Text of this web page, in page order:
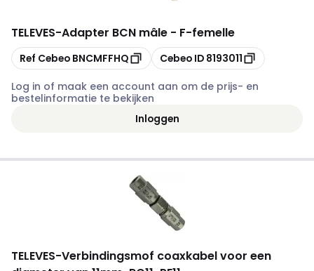
TELEVES-Adapter BCN mâle - F-femelle
Kopiëren
Ref Cebeo BNCMFFHQ Kopiëren
Cebeo ID 8193011
Log in of maak een account aan om de prijs- en
bestelinformatie te bekijken
Inloggen
TELEVES-Verbindingsmof coaxkabel voor een